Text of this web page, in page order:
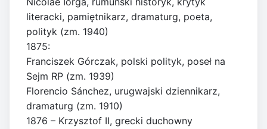
literacki, pamiętnikarz, dramaturg, poeta,
polityk (zm. 1940)
1875:
Franciszek Górczak, polski polityk, poseł na
Sejm RP (zm. 1939)
Florencio Sánchez, urugwajski dziennikarz,
dramaturg (zm. 1910)
1876 – Krzysztof II, grecki duchowny